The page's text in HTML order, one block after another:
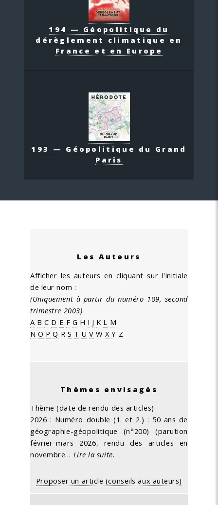
194 — Géopolitique du
dérèglement climatique en
France et en Europe
193 — Géopolitique du Grand
Paris
Les Auteurs
Afficher les auteurs en cliquant sur l'initiale
de leur nom :
(Uniquement à partir du numéro 109, second
trimestre 2003)
A B C D E F G H I J K L M
N O P Q R S T U V W X Y Z
Thèmes envisagés
Thème (date de rendu des articles)
2026 : Numéro double (1. et 2.) : 50 ans de
géographie-géopolitique (n°200) (parution
février-mars 2026, rendu des articles en
novembre… Lire la suite.
Proposer un article (conseils aux auteurs)